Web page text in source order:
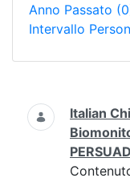
Anno Passato
Intervallo
Ricerca
Italian